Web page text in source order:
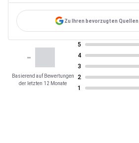
Zu Ihren bevorzugten
-
Basierend auf Bewertungen
der letzten 12 Monate
5
4
3
2
1